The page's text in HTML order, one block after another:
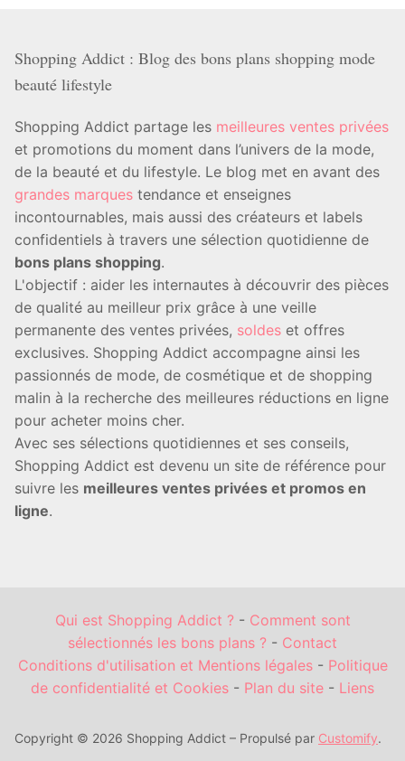
Shopping Addict : Blog des bons plans shopping mode
beauté lifestyle
Shopping Addict partage les meilleures ventes privées
et promotions du moment dans l’univers de la mode,
de la beauté et du lifestyle. Le blog met en avant des
grandes marques tendance et enseignes
incontournables, mais aussi des créateurs et labels
confidentiels à travers une sélection quotidienne de
bons plans shopping.
L'objectif : aider les internautes à découvrir des pièces
de qualité au meilleur prix grâce à une veille
permanente des ventes privées, soldes et offres
exclusives. Shopping Addict accompagne ainsi les
passionnés de mode, de cosmétique et de shopping
malin à la recherche des meilleures réductions en ligne
pour acheter moins cher.
Avec ses sélections quotidiennes et ses conseils,
Shopping Addict est devenu un site de référence pour
suivre les meilleures ventes privées et promos en
ligne.
Qui est Shopping Addict ?- Comment sont
sélectionnés les bons plans ? - Contact
Conditions d'utilisation et Mentions légales- Politique
de confidentialité et Cookies - Plan du site - Liens
Copyright © 2026 Shopping Addict – Propulsé par Customify.